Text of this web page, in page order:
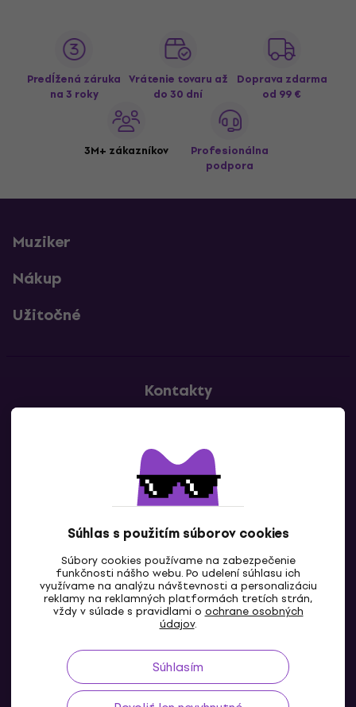
Súhlas s použitím súborov cookies
Súbory cookies používame na zabezpečenie
funkčnosti nášho webu. Po udelení súhlasu ich
využívame na analýzu návštevnosti a personalizáciu
reklamy na reklamných platformách tretích strán,
vždy v súlade s pravidlami o ochrane osobných
údajov.
Súhlasím
Predĺžená záruka
na 3 roky
Vrátenie tovaru až
do 30 dní
Doprava zdarma
od 99 €
3M+ zákazníkov
Profesionálna
podpora
Muziker
Nákup
Užitočné
Kontakty
SK